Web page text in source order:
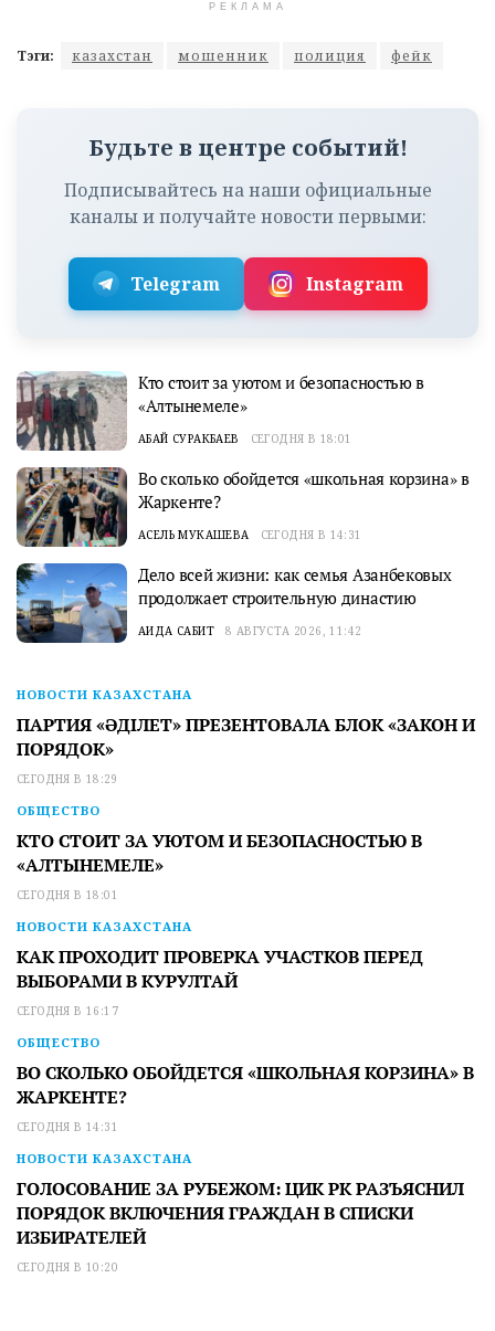
РЕКЛАМА
Тэги: казахстан мошенник полиция фейк
Будьте в центре событий!
Подписывайтесь на наши официальные
каналы и получайте новости первыми:
Telegram Instagram
Кто стоит за уютом и безопасностью в
«Алтынемеле»
АБАЙ СУРАКБАЕВ СЕГОДНЯ В 18:01
Во сколько обойдется «школьная корзина» в
Жаркенте?
АСЕЛЬ МУКАШЕВА СЕГОДНЯ В 14:31
Дело всей жизни: как семья Азанбековых
продолжает строительную династию
АИДА САБИТ 8 АВГУСТА 2026, 11:42
НОВОСТИ КАЗАХСТАНА
ПАРТИЯ «ӘДІЛЕТ» ПРЕЗЕНТОВАЛА БЛОК «ЗАКОН И
ПОРЯДОК»
СЕГОДНЯ В 18:29
ОБЩЕСТВО
КТО СТОИТ ЗА УЮТОМ И БЕЗОПАСНОСТЬЮ В
«АЛТЫНЕМЕЛЕ»
СЕГОДНЯ В 18:01
НОВОСТИ КАЗАХСТАНА
КАК ПРОХОДИТ ПРОВЕРКА УЧАСТКОВ ПЕРЕД
ВЫБОРАМИ В КУРУЛТАЙ
СЕГОДНЯ В 16:17
ОБЩЕСТВО
ВО СКОЛЬКО ОБОЙДЕТСЯ «ШКОЛЬНАЯ КОРЗИНА» В
ЖАРКЕНТЕ?
СЕГОДНЯ В 14:31
НОВОСТИ КАЗАХСТАНА
ГОЛОСОВАНИЕ ЗА РУБЕЖОМ: ЦИК РК РАЗЪЯСНИЛ
ПОРЯДОК ВКЛЮЧЕНИЯ ГРАЖДАН В СПИСКИ
ИЗБИРАТЕЛЕЙ
СЕГОДНЯ В 10:20